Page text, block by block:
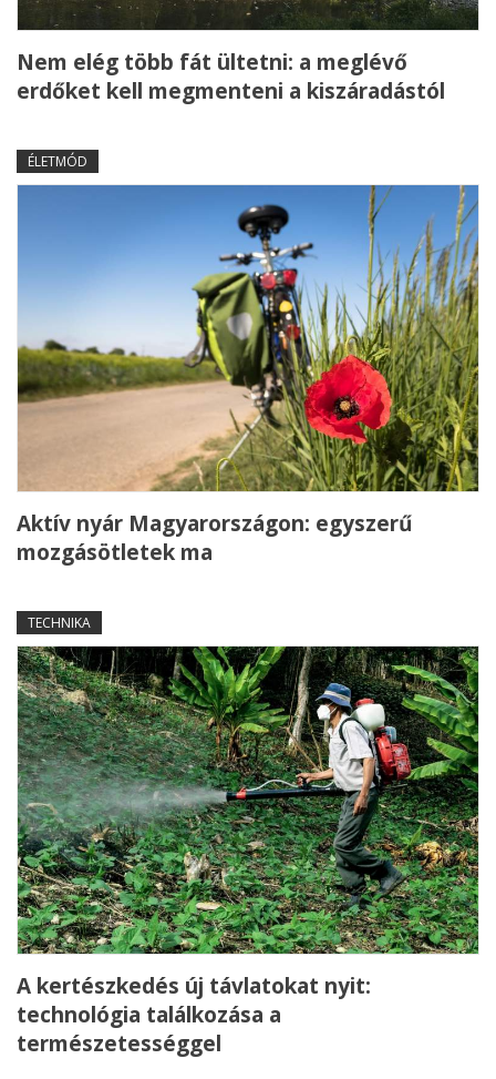
Nem elég több fát ültetni: a meglévő
erdőket kell megmenteni a kiszáradástól
ÉLETMÓD
Aktív nyár Magyarországon: egyszerű
mozgásötletek ma
TECHNIKA
A kertészkedés új távlatokat nyit:
technológia találkozása a
természetességgel